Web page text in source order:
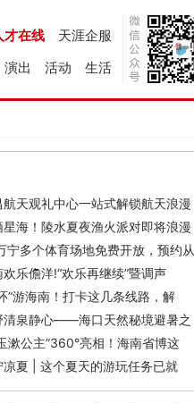
天涯企服
才在线
生活
活动
演出
天观礼中心一站式解锁航天浪漫
海！陵水夏夜渔火派对即将浪漫
宁多个体育场地免费开放，预约从
乐儋洋!“欢乐再继续”暨调声
”游海南！打卡这几条线路，解
清泉静心——海口天然秘境避暑之
漱公主”360°亮相！海南省博这
凉夏 | 这个夏天的游玩任务已就